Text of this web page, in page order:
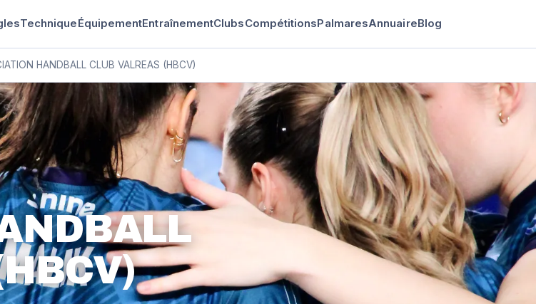
TechniqueÉquipementEntraînementClubsCompétitionsPalmaresAnnuaireBlog
HANDBALL CLUB VALREAS (HBCV)